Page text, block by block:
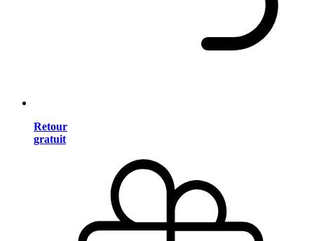
Retour
gratuit